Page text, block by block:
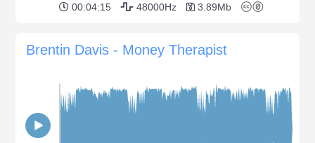
00:04:15 48000Hz 3.89Mb
Brentin Davis - Money Therapist